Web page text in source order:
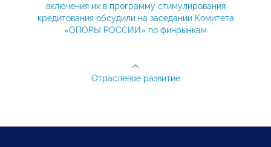
включения их в программу стимулирования
кредитования обсудили на заседании Комитета
«ОПОРЫ РОССИИ» по финрынкам
Отраслевое развитие